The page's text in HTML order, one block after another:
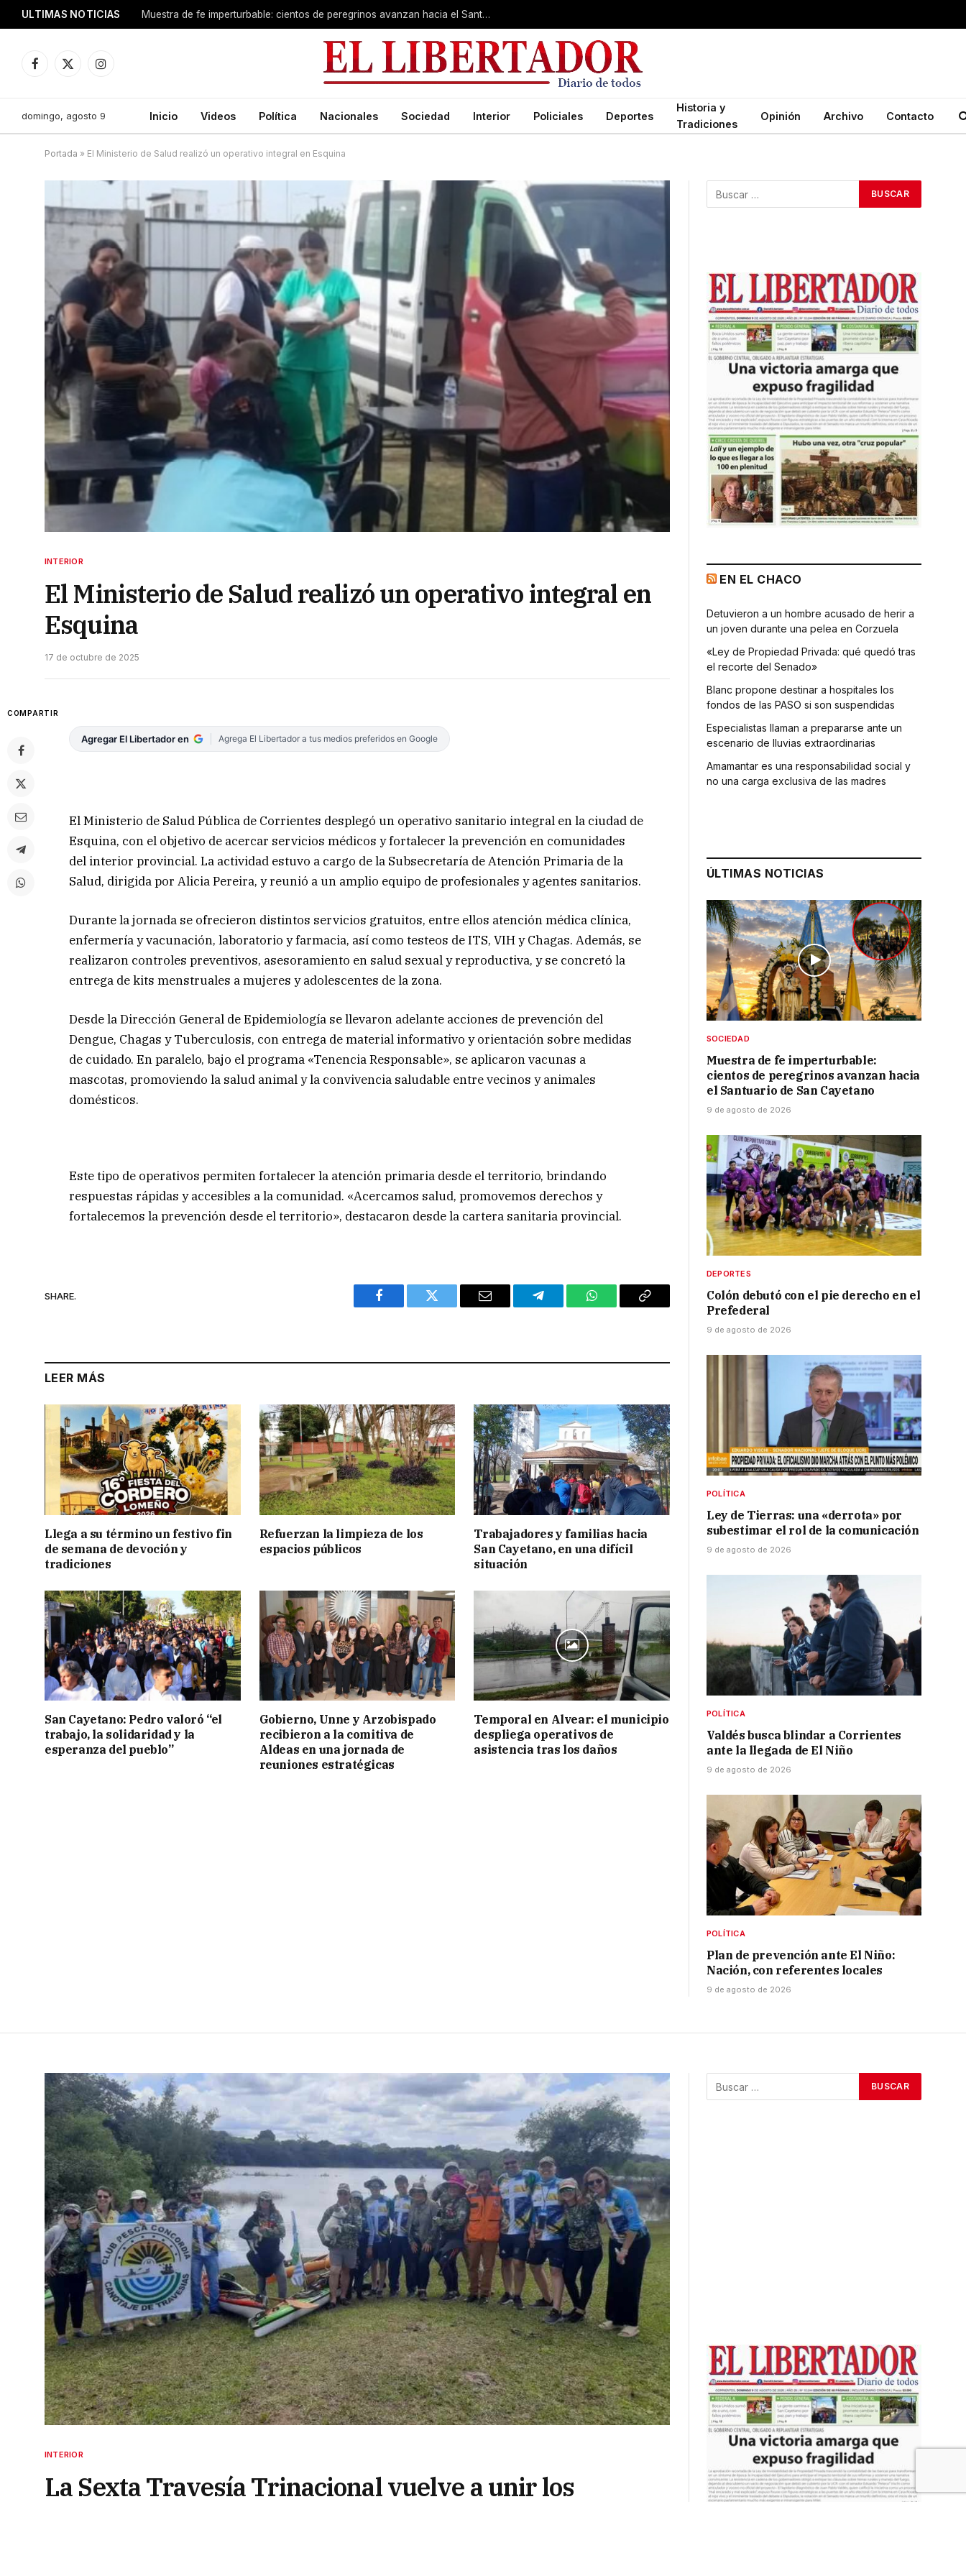
ULTIMAS NOTICIAS Muestra de fe imperturbable: cientos de peregrinos avanzan hacia el Santuario de San Cayetano
Facebook
X
Instagram
domingo, agosto 9 Inicio Videos Política Nacionales Sociedad Interior Policiales Deportes
Historia y
Tradiciones
Opinión Archivo Contacto
Portada » El Ministerio de Salud realizó un operativo integral en Esquina
INTERIOR
El Ministerio de Salud realizó un operativo integral en
Esquina
17 de octubre de 2025
COMPARTIR
Agregar El Libertador en Agrega El Libertador a tus medios preferidos en Google
El Ministerio de Salud Pública de Corrientes desplegó un operativo sanitario integral en la ciudad de
Esquina, con el objetivo de acercar servicios médicos y fortalecer la prevención en comunidades
del interior provincial. La actividad estuvo a cargo de la Subsecretaría de Atención Primaria de la
Salud, dirigida por Alicia Pereira, y reunió a un amplio equipo de profesionales y agentes sanitarios.
Durante la jornada se ofrecieron distintos servicios gratuitos, entre ellos atención médica clínica,
enfermería y vacunación, laboratorio y farmacia, así como testeos de ITS, VIH y Chagas. Además, se
realizaron controles preventivos, asesoramiento en salud sexual y reproductiva, y se concretó la
entrega de kits menstruales a mujeres y adolescentes de la zona.
Desde la Dirección General de Epidemiología se llevaron adelante acciones de prevención del
Dengue, Chagas y Tuberculosis, con entrega de material informativo y orientación sobre medidas
de cuidado. En paralelo, bajo el programa «Tenencia Responsable», se aplicaron vacunas a
mascotas, promoviendo la salud animal y la convivencia saludable entre vecinos y animales
domésticos.
Este tipo de operativos permiten fortalecer la atención primaria desde el territorio, brindando
respuestas rápidas y accesibles a la comunidad. «Acercamos salud, promovemos derechos y
fortalecemos la prevención desde el territorio», destacaron desde la cartera sanitaria provincial.
SHARE.
Facebook Twitter Email Telegram WhatsAppCopy
LEER MÁS
Llega a su término un festivo fin
de semana de devoción y
tradiciones
Refuerzan la limpieza de los
espacios públicos
Trabajadores y familias hacia
San Cayetano, en una difícil
situación
San Cayetano: Pedro valoró “el
trabajo, la solidaridad y la
esperanza del pueblo”
Gobierno, Unne y Arzobispado
recibieron a la comitiva de
Aldeas en una jornada de
reuniones estratégicas
Temporal en Alvear: el municipio
despliega operativos de
asistencia tras los daños
EN EL CHACO
Detuvieron a un hombre acusado de herir a
un joven durante una pelea en Corzuela
«Ley de Propiedad Privada: qué quedó tras
el recorte del Senado»
Blanc propone destinar a hospitales los
fondos de las PASO si son suspendidas
Especialistas llaman a prepararse ante un
escenario de lluvias extraordinarias
Amamantar es una responsabilidad social y
no una carga exclusiva de las madres
ÚLTIMAS NOTICIAS
SOCIEDAD
Muestra de fe imperturbable:
cientos de peregrinos avanzan hacia
el Santuario de San Cayetano
9 de agosto de 2026
DEPORTES
Colón debutó con el pie derecho en el
Prefederal
9 de agosto de 2026
POLÍTICA
Ley de Tierras: una «derrota» por
subestimar el rol de la comunicación
9 de agosto de 2026
POLÍTICA
Valdés busca blindar a Corrientes
ante la llegada de El Niño
9 de agosto de 2026
POLÍTICA
Plan de prevención ante El Niño:
Nación, con referentes locales
9 de agosto de 2026
INTERIOR
La Sexta Travesía Trinacional vuelve a unir los